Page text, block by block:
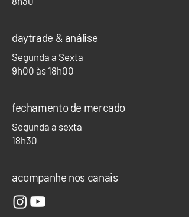
daytrade & análise
Segunda a Sexta
9h00 às 18h00
fechamento de mercado
Segunda a sexta
18h30
acompanhe nos canais